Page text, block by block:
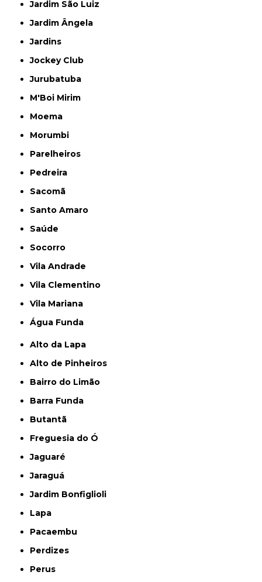
Jardim São Luiz
Jardim Ângela
Jardins
Jockey Club
Jurubatuba
M'Boi Mirim
Moema
Morumbi
Parelheiros
Pedreira
Sacomã
Santo Amaro
Saúde
Socorro
Vila Andrade
Vila Clementino
Vila Mariana
Água Funda
Alto da Lapa
Alto de Pinheiros
Bairro do Limão
Barra Funda
Butantã
Freguesia do Ó
Jaguaré
Jaraguá
Jardim Bonfiglioli
Lapa
Pacaembu
Perdizes
Perus